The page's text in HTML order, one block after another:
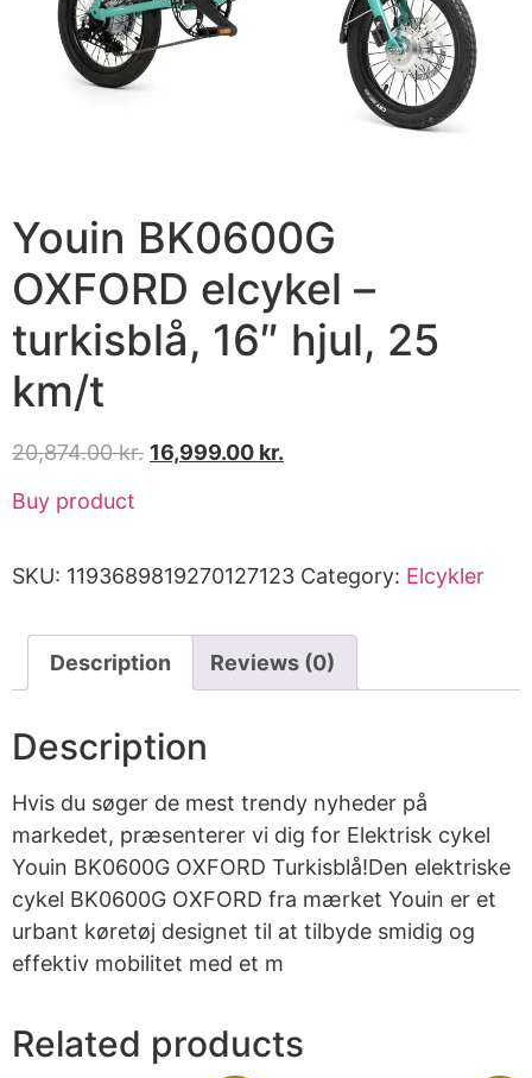
Youin BK0600G
OXFORD elcykel –
turkisblå, 16″ hjul, 25
km/t
20,874.00kr. 16,999.00 kr.
Buy product
SKU: 1193689819270127123 Category: Elcykler
Description Reviews (0)
Description
Hvis du søger de mest trendy nyheder på
markedet, præsenterer vi dig for Elektrisk cykel
Youin BK0600G OXFORD Turkisblå!Den elektriske
cykel BK0600G OXFORD fra mærket Youin er et
urbant køretøj designet til at tilbyde smidig og
effektiv mobilitet med et m
Related products